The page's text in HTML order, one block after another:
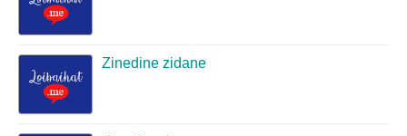
Zinedine zidane